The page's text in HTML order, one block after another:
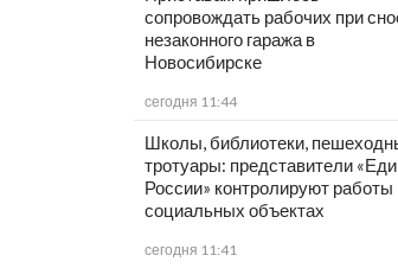
сопровождать рабочих при
незаконного гаража в
Новосибирске
сегодня 11:44
Школы, библиотеки,
тротуары: представители
России» контролируют работы
социальных объектах
сегодня 11:41